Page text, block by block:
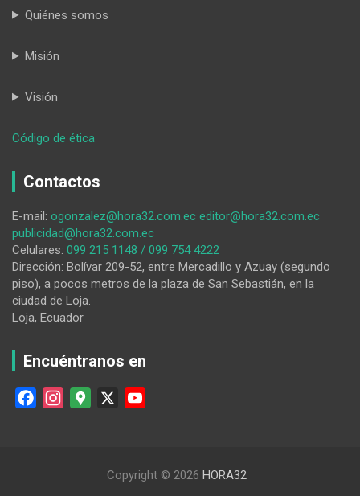
Quiénes somos
Misión
Visión
Código de ética
David
lo
atraparon
el
clima
y
San
de
la
Contactos
E-mail: ogonzalez@hora32.com.ec editor@hora32.com.ec
publicidad@hora32.com.ec
Celulares: 099 215 1148 / 099 754 4222
Dirección: Bolívar 209-52, entre Mercadillo y Azuay (segundo
piso), a pocos metros de la plaza de San Sebastián, en la
ciudad de Loja.
Loja, Ecuador
Encuéntranos en
u
Copyright © 2026 HORA32